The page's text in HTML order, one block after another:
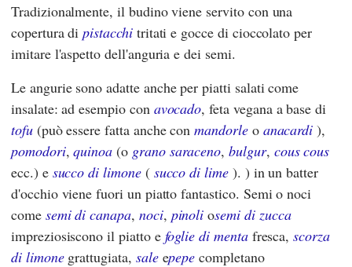
Tradizionalmente, il budino viene servito con una
copertura dipistacchitritati e gocce di cioccolato per
imitare l'aspetto dell'anguria e dei semi.
Le angurie sono adatte anche per piatti salati come
insalate: ad esempio con avocado, feta vegana a base di
tofu(può essere fatta anche conmandorleo anacardi ),
pomodori,quinoa (o grano saraceno,bulgur, cous cous
ecc.) e succo di limone( succo di lime). ) in un batter
d'occhio viene fuori un piatto fantastico. Semi o noci
come semi di canapa, noci, pinoli osemi di zucca
impreziosiscono il piatto e foglie di mentafresca,scorza
di limonegrattugiata, saleepepe completano